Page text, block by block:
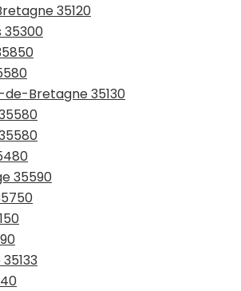
35120
35300
Bretagne 35130
35590